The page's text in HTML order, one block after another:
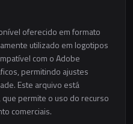
oferecido em formato
utilizado em logotipos
com o Adobe
permitindo ajustes
Este arquivo está
permite o uso do recurso
comerciais.